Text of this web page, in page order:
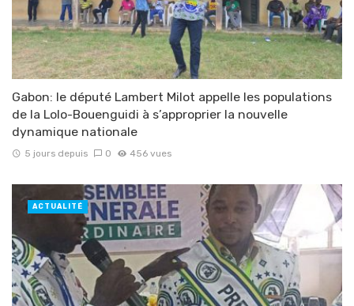
Gabon: le député Lambert Milot appelle les populations
de la Lolo-Bouenguidi à s’approprier la nouvelle
dynamique nationale
5 jours depuis 0 456 vues
ACTUALITÉ